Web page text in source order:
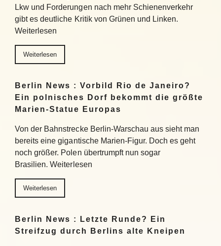
Lkw und Forderungen nach mehr Schienenverkehr
gibt es deutliche Kritik von Grünen und Linken.
Weiterlesen
Weiterlesen
Berlin News : Vorbild Rio de Janeiro?
Ein polnisches Dorf bekommt die größte
Marien-Statue Europas
Von der Bahnstrecke Berlin-Warschau aus sieht man
bereits eine gigantische Marien-Figur. Doch es geht
noch größer. Polen übertrumpft nun sogar
Brasilien. Weiterlesen
Weiterlesen
Berlin News : Letzte Runde? Ein
Streifzug durch Berlins alte Kneipen